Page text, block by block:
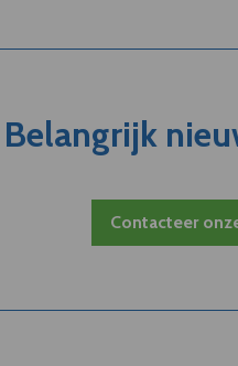
Belangrijk
Contacteer